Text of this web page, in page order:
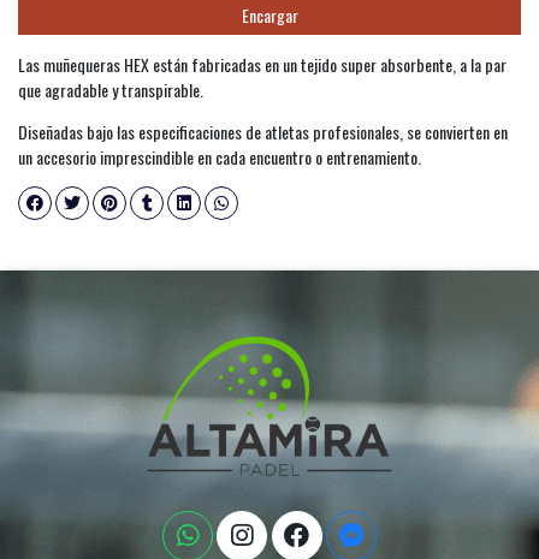
Encargar
Las muñequeras HEX están fabricadas en un tejido super absorbente, a la par
que agradable y transpirable.
Diseñadas bajo las especificaciones de atletas profesionales, se convierten en
un accesorio imprescindible en cada encuentro o entrenamiento.